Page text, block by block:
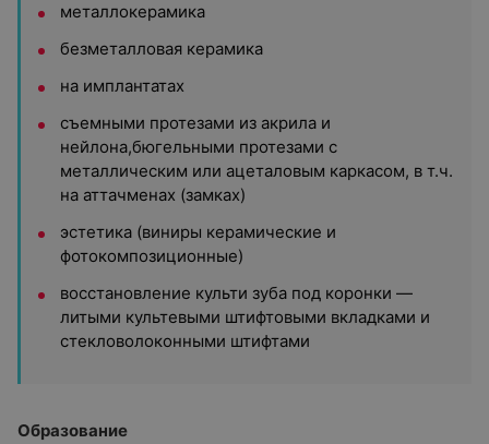
металлокерамика
безметалловая керамика
на имплантатах
съемными протезами из акрила и
нейлона,бюгельными протезами с
металлическим или ацеталовым каркасом, в т.ч.
на аттачменах (замках)
эстетика (виниры керамические и
фотокомпозиционные)
восстановление культи зуба под коронки —
литыми культевыми штифтовыми вкладками и
стекловолоконными штифтами
Образование